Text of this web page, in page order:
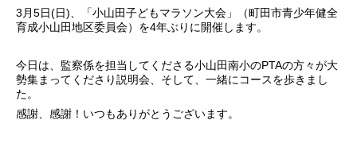
3月5日(日)、「小山田子どもマラソン大会」（町田市青少年健全
育成小山田地区委員会）を4年ぶりに開催します。
今日は、監察係を担当してくださる小山田南小のPTAの方々が大
勢集まってくださり説明会、そして、一緒にコースを歩きまし
た。
感謝、感謝！いつもありがとうございます。